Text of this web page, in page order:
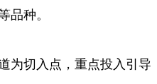
品种。
为切入点，重点投入引导